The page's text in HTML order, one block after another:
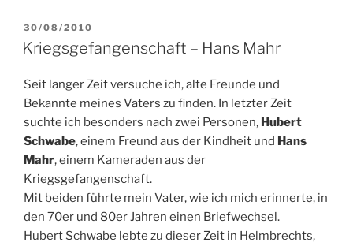
VERÖFFENTLICHT
AM
30/08/2010
Kriegsgefangenschaft – Hans Mahr
Seit langer Zeit versuche ich, alte Freunde und
Bekannte meines Vaters zu finden. In letzter Zeit
suchte ich besonders nach zwei Personen, Hubert
Schwabe, einem Freund aus der Kindheit und Hans
Mahr, einem Kameraden aus der
Kriegsgefangenschaft.
Mit beiden führte mein Vater, wie ich mich erinnerte, in
den 70er und 80er Jahren einen Briefwechsel.
Hubert Schwabe lebte zu dieser Zeit in Helmbrechts,